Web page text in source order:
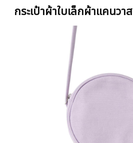
กระเป๋าผ้าใบเล็กผ้าแคนวาส